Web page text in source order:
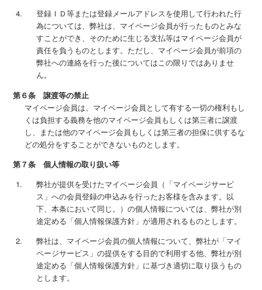
登録ＩＤ等または登録メールアドレスを使用して行われた行
為については、弊社は、マイページ会員が行ったものとみな
すことができ、そのために生じる支払等はマイページ会員が
責任を負うものとします。ただし、マイページ会員が前項の
弊社への連絡を行った後についてはこの限りではありませ
ん。
第６条 譲渡等の禁止
マイページ会員は、マイページ会員として有する一切の権利もし
くは負担する義務を他のマイページ会員もしくは第三者に譲渡
し、または他のマイページ会員もしくは第三者の担保に供するな
どの処分をすることができないものとします。
第７条 個人情報の取り扱い等
弊社が提供を受けたマイページ会員（「マイページサービ
ス」への会員登録の申込みを行ったお客様を含みます。以
下、本条において同じ。）の個人情報については、弊社が別
途定める「個人情報保護方針」が適用されるものとします。
弊社は、マイページ会員の個人情報について、弊社が「マイ
ページサービス」の提供をする目的で利用する他、弊社が別
途定める「個人情報保護方針」に基づき適切に取り扱うもの
とします。